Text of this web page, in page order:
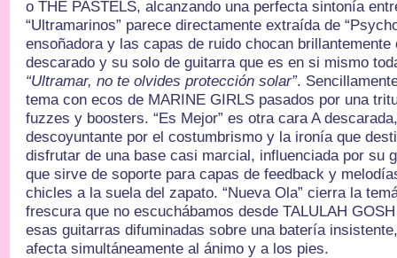
o THE PASTELS, alcanzando una perfecta sintonía
“Ultramarinos” parece directamente extraída de
ensoñadora y las capas de ruido chocan
descarado y su solo de guitarra que es en si mismo
“Ultramar, no te olvides protección solar”.
tema con ecos de MARINE GIRLS pasados por una
fuzzes y boosters. “Es Mejor” es otra cara A
descoyuntante por el costumbrismo y la ironía que
disfrutar de una base casi marcial, influenciada por su
que sirve de soporte para capas de feedback y
chicles a la suela del zapato. “Nueva Ola” cierra la
frescura que no escuchábamos desde TALULAH
esas guitarras difuminadas sobre una batería
afecta simultáneamente al ánimo y a los pies.